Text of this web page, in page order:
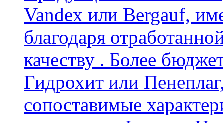
Vandex или Bergauf,
благодаря
качеству . Более
Гидрохит или
сопоставимые